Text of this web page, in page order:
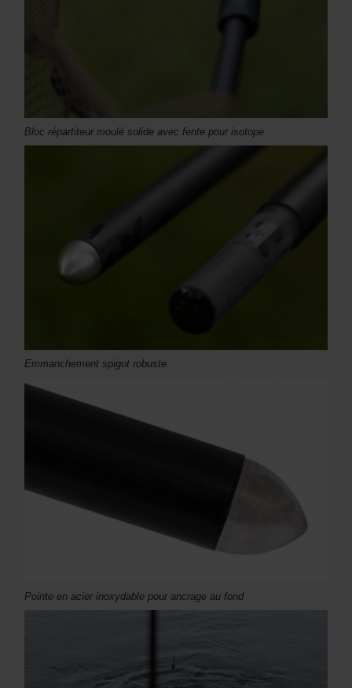
Bloc répartiteur moulé solide avec fente pour isotope
Emmanchement spigot robuste
Pointe en acier inoxydable pour ancrage au fond